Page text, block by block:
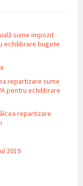
sume impozit
echilibrare bugete
repartizare sume
pentru echilibrare
repartizare
2019